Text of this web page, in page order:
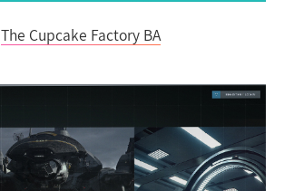
The Cupcake Factory BA